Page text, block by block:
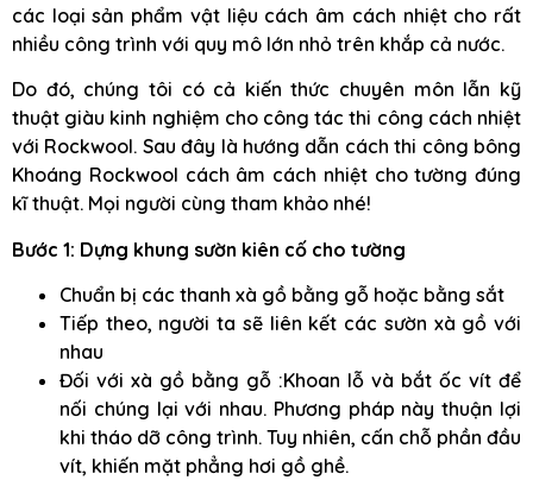
các loại sản phẩm vật liệu cách âm cách nhiệt cho rất
nhiều công trình với quy mô lớn nhỏ trên khắp cả nước.
Do đó, chúng tôi có cả kiến thức chuyên môn lẫn kỹ
thuật giàu kinh nghiệm cho công tác thi công cách nhiệt
với Rockwool. Sau đây là hướng dẫn cách thi công bông
Khoáng Rockwool cách âm cách nhiệt cho tường đúng
kĩ thuật. Mọi người cùng tham khảo nhé!
Bước 1: Dựng khung sườn kiên cố cho tường
Chuẩn bị các thanh xà gồ bằng gỗ hoặc bằng sắt
Tiếp theo, người ta sẽ liên kết các sườn xà gồ với
nhau
Đối với xà gồ bằng gỗ :Khoan lỗ và bắt ốc vít để
nối chúng lại với nhau. Phương pháp này thuận lợi
khi tháo dỡ công trình. Tuy nhiên, cấn chỗ phần đầu
vít, khiến mặt phẳng hơi gồ ghề.